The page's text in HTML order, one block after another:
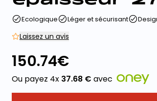
Ecologique Léger et sécurisant
Laissez un avis
150.74€
Ou payez 4x 37.68€ avec